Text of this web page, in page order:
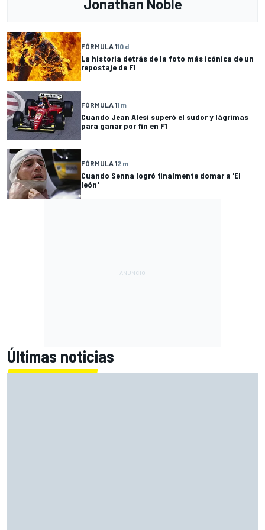
Jonathan Noble
FÓRMULA 110 d
La historia detrás de la foto más icónica de un
repostaje de F1
FÓRMULA 11 m
Cuando Jean Alesi superó el sudor y lágrimas
para ganar por fin en F1
FÓRMULA 12 m
Cuando Senna logró finalmente domar a 'El
león'
Últimas noticias